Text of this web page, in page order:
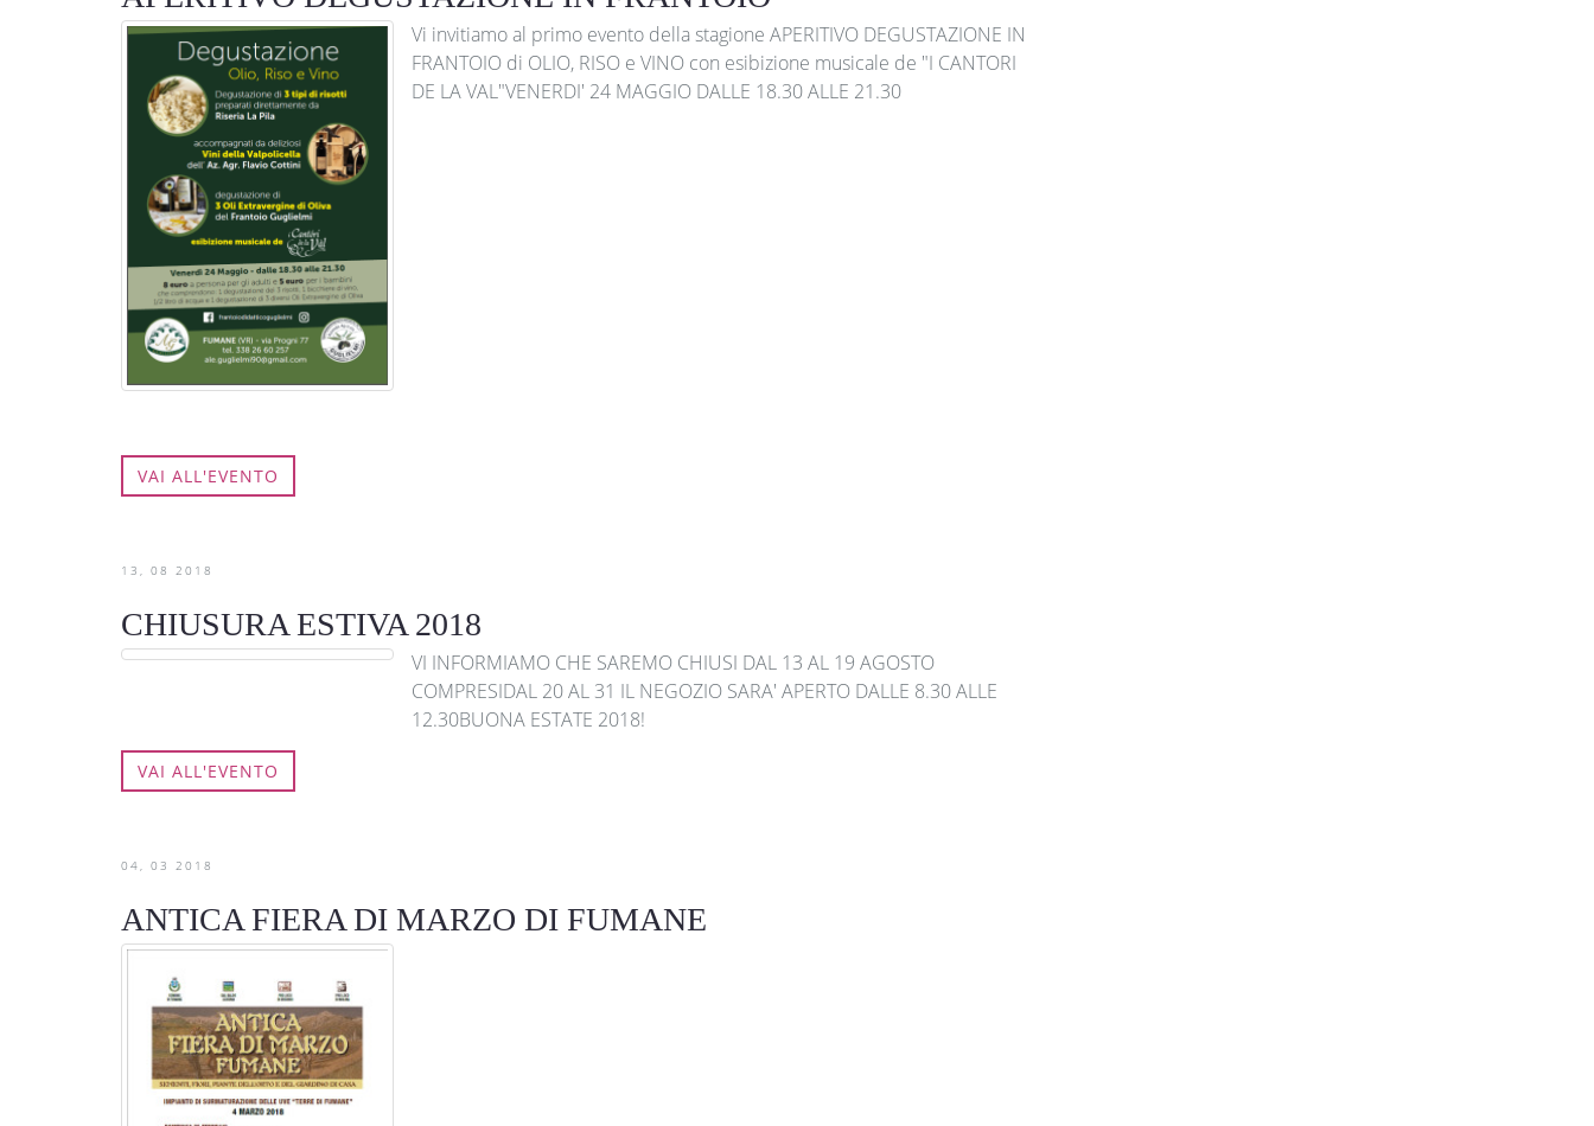
Vi invitiamo al primo evento della stagione APERITIVO DEGUSTAZIONE IN
FRANTOIO di OLIO, RISO e VINO con esibizione musicale de "I CANTORI
DE LA VAL"VENERDI' 24 MAGGIO DALLE 18.30 ALLE 21.30
VAI ALL'EVENTO
13 08 2018
CHIUSURA ESTIVA 2018
VI INFORMIAMO CHE SAREMO CHIUSI DAL 13 AL 19 AGOSTO
COMPRESIDAL 20 AL 31 IL NEGOZIO SARA' APERTO DALLE 8.30 ALLE
12.30BUONA ESTATE 2018!
VAI ALL'EVENTO
04 03 2018
ANTICA FIERA DI MARZO DI FUMANE